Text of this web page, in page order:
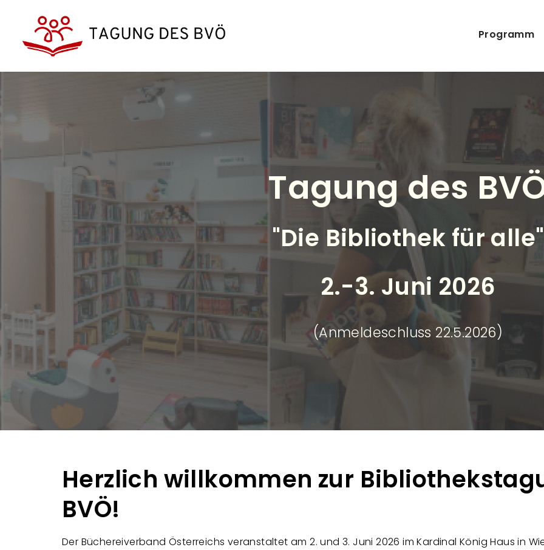
Programm
Tagung des
"Die Bibliothek für alle"
2.-3. Juni 2026
(Anmeldeschluss 22.5.2026)
Herzlich willkommen zur
BVÖ!
Der Büchereiverband Österreichs veranstaltet am 2. und 3. Juni 2026 im Kardinal König Haus in